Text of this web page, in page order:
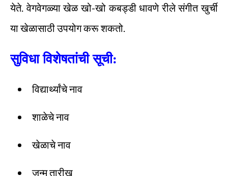
येते. वेगवेगळ्या खेळ खो-खो कबड्डी धावणे रीले संगीत खुर्ची
या खेळासाठी उपयोग करू शकतो.
सुविधा विशेषतांची सूची:
विद्यार्थ्यांचे नाव
शाळेचे नाव
खेळाचे नाव
जन्म तारीख